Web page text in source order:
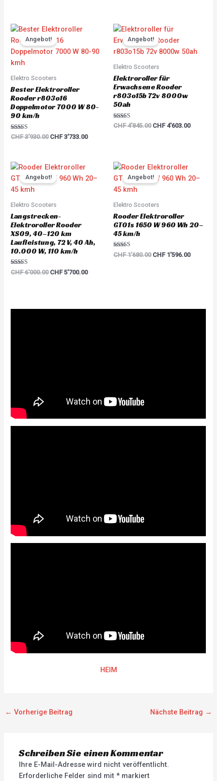
Angebot!
Elektro Scooters
Bester Elektroroller
Rooder r803o16
Doppelmotor 7000 W 80-
90 km/h
Rated
CHF3'930.00
Original
price
was:
CHF 3'930.00.
CHF3'733.00
CHF 3'733.00.
Angebot!
Elektro Scooters
Elektroroller für
Erwachsene Rooder
r803o15b 72v 8000w
50ah
Rated
CHF4'845.00
Original
price
was:
CHF 4'845.00.
CHF4'603.00
CHF
Angebot!
Elektro Scooters
Langstrecken-
Elektroroller Rooder
XS09, 40–120 km
Laufleistung, 72 V, 40 Ah,
10.000 W, 110 km/h
Rated
CHF6'000.00
Original
price
was:
CHF5'700.00
price
is:
CHF 5'700.00.
Angebot!
Elektro Scooters
Rooder Elektroroller
GT01s 1650 W 960 Wh 20–
45 km/h
Rated
CHF1'680.00
Original
price
was:
CHF1'596.00
price
is:
HEIM
← Vorherige Beitrag Nächste Beitrag →
Schreiben Sie einen Kommentar
Ihre E-Mail-Adresse wird nicht veröffentlicht.
Erforderliche Felder sind mit* markiert